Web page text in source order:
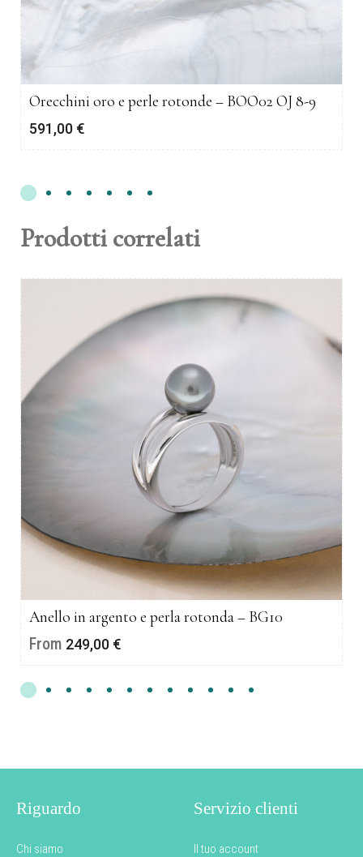
Orecchini oro e perle rotonde – BOO02 OJ 8-9
591,00 €
Prodotti correlati
Anello in argento e perla rotonda – BG10
From 249,00 €
Riguardo
Chi siamo
Servizio clienti
Il tuo account